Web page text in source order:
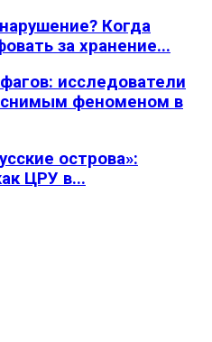
Когда
за хранение...
исследователи
феноменом в
острова»:
ЦРУ в...